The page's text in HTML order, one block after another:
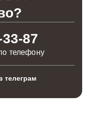
87
телефону
телеграм